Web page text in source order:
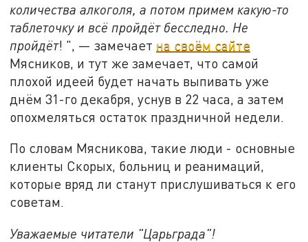
количества алкоголя, а потом примем какую-то
таблеточку и всё пройдёт бесследно. Не
пройдёт! ", — замечает на своём сайте
Мясников, и тут же замечает, что самой
плохой идеей будет начать выпивать уже
днём 31-го декабря, уснув в 22 часа, а затем
опохмеляться остаток праздничной недели.
По словам Мясникова, такие люди - основные
клиенты Скорых, больниц и реанимаций,
которые вряд ли станут прислушиваться к его
советам.
Уважаемые читатели "Царьграда"!